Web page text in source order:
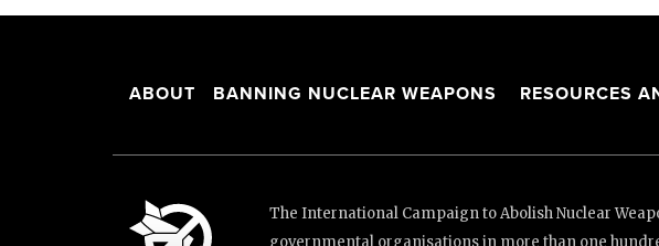
ABOUT BANNING NUCLEAR WEAPONS RESOURCES
The International Campaign to Abolish Nuclear
governmental organisations in more than one